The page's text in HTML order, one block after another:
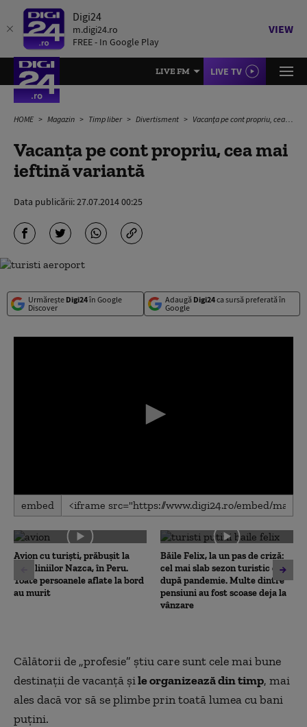
Digi24
m.digi24.ro
FREE - In Google Play
VIEW
LIVE FM LIVE TV
HOME Magazin Timp liber Divertisment Vacanța pe cont propriu, cea mai ieftină variantă
Vacanța pe cont propriu, cea mai
ieftină variantă
Data publicării:27.07.2014 00:25
Urmărește Digi24în Google
Discover
Adaugă Digi24ca sursă preferată în
Google
0
seconds
0
seconds
embed
Avion cu turiști, prăbușit la
situl liniilor Nazca, în Peru.
Toate persoanele aflate la bord
au murit
Băile Felix, la un pas de criză:
cel mai slab sezon turistic de
după pandemie. Multe dintre
pensiuni au fost scoase deja la
vânzare
Călătorii de „profesie” ştiu care sunt cele mai bune
destinaţii de vacanţă şile organizează din timp, mai
ales dacă vor să se plimbe prin toată lumea cu bani
puţini.